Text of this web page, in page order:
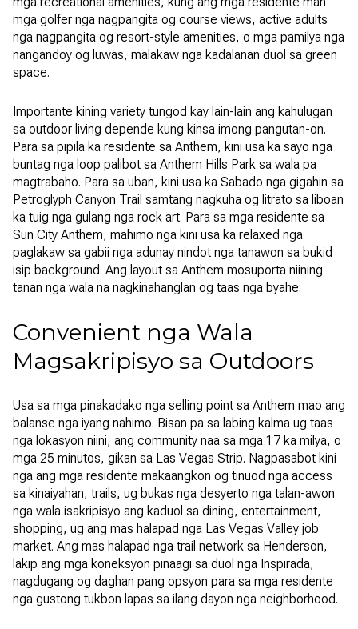
mga golfer nga nagpangita og course views, active adults
nga nagpangita og resort-style amenities, o mga pamilya nga
nangandoy og luwas, malakaw nga kadalanan duol sa green
space.
Importante kining variety tungod kay lain-lain ang kahulugan
sa outdoor living depende kung kinsa imong pangutan-on.
Para sa pipila ka residente sa Anthem, kini usa ka sayo nga
buntag nga loop palibot sa Anthem Hills Park sa wala pa
magtrabaho. Para sa uban, kini usa ka Sabado nga gigahin sa
Petroglyph Canyon Trail samtang nagkuha og litrato sa liboan
ka tuig nga gulang nga rock art. Para sa mga residente sa
Sun City Anthem, mahimo nga kini usa ka relaxed nga
paglakaw sa gabii nga adunay nindot nga tanawon sa bukid
isip background. Ang layout sa Anthem mosuporta niining
tanan nga wala na nagkinahanglan og taas nga byahe.
Convenient nga Wala
Magsakripisyo sa Outdoors
Usa sa mga pinakadako nga selling point sa Anthem mao ang
balanse nga iyang nahimo. Bisan pa sa labing kalma ug taas
nga lokasyon niini, ang community naa sa mga 17 ka milya, o
mga 25 minutos, gikan sa Las Vegas Strip. Nagpasabot kini
nga ang mga residente makaangkon og tinuod nga access
sa kinaiyahan, trails, ug bukas nga desyerto nga talan-awon
nga wala isakripisyo ang kaduol sa dining, entertainment,
shopping, ug ang mas halapad nga Las Vegas Valley job
market. Ang mas halapad nga trail network sa Henderson,
lakip ang mga koneksyon pinaagi sa duol nga Inspirada,
nagdugang og daghan pang opsyon para sa mga residente
nga gustong tukbon lapas sa ilang dayon nga neighborhood.